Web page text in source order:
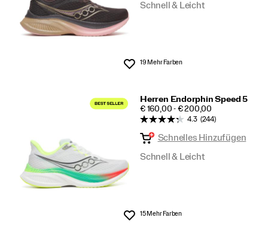
Wunschliste
Schnell & Leicht
19 Mehr Farben
Herren Endorphin Speed 5
PRICE
€ 160,00 - € 200,00
Wunschliste
4.3 (244)
Schnelles Hinzufügen
Schnell & Leicht
15 Mehr Farben